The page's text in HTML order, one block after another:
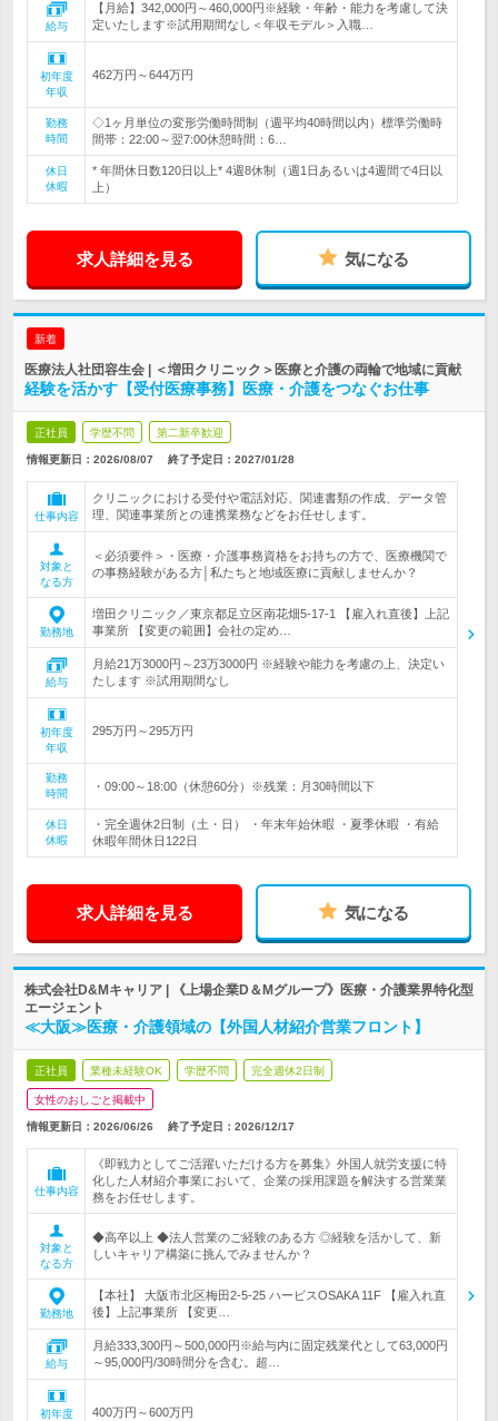
給与
【月給】342,000円～460,000円※経験・年齢・能力を考慮して決
定いたします※試用期間なし＜年収モデル＞入職…
初年度
年収
462万円～644万円
勤務
時間
◇1ヶ月単位の変形労働時間制（週平均40時間以内）標準労働時
間帯：22:00～翌7:00休憩時間：6…
休日
休暇
* 年間休日数120日以上* 4週8休制（週1日あるいは4週間で4日以
上）
求人詳細を見る 気になる
新着
医療法人社団容生会 | ＜増田クリニック＞医療と介護の両輪で地域に貢献
経験を活かす【受付医療事務】医療・介護をつなぐお仕事
正社員 学歴不問 第二新卒歓迎
情報更新日：2026/08/07 終了予定日： 2027/01/28
仕事内容
クリニックにおける受付や電話対応、関連書類の作成、データ管
理、関連事業所との連携業務などをお任せします。
対象と
なる方
＜必須要件＞・医療・介護事務資格をお持ちの方で、医療機関で
の事務経験がある方│私たちと地域医療に貢献しませんか？
勤務地
増田クリニック／東京都足立区南花畑5-17-1 【雇入れ直後】上記
事業所 【変更の範囲】会社の定め…
給与
月給21万3000円～23万3000円 ※経験や能力を考慮の上、決定い
たします ※試用期間なし
初年度
年収
295万円～295万円
勤務
時間
・09:00～18:00（休憩60分）※残業：月30時間以下
休日
休暇
・完全週休2日制（土・日） ・年末年始休暇 ・夏季休暇 ・有給
休暇年間休日122日
求人詳細を見る 気になる
株式会社D&Mキャリア | 《上場企業D＆Mグループ》医療・介護業界特化型
エージェント
≪大阪≫医療・介護領域の【外国人材紹介営業フロント】
正社員 業種未経験OK 学歴不問 完全週休2日制
女性のおしごと掲載中
情報更新日：2026/06/26 終了予定日： 2026/12/17
仕事内容
《即戦力としてご活躍いただける方を募集》外国人就労支援に特
化した人材紹介事業において、企業の採用課題を解決する営業業
務をお任せします。
対象と
なる方
◆高卒以上 ◆法人営業のご経験のある方 ◎経験を活かして、新
しいキャリア構築に挑んでみませんか？
勤務地
【本社】 大阪市北区梅田2-5-25 ハービスOSAKA 11F 【雇入れ直
後】上記事業所 【変更…
給与
月給333,300円～500,000円※給与内に固定残業代として63,000円
～95,000円/30時間分を含む。超…
初年度
400万円～600万円